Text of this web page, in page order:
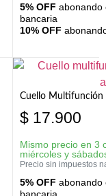
5% OFF abonando
bancaria
10% OFF
Cuello Multifunción
$ 17.900
Mismo precio en 3
miércoles y
Precio sin impuestos
5% OFF abonando